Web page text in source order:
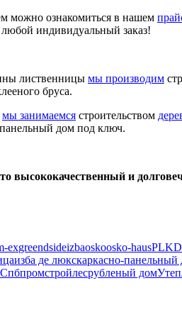
можно ознакомиться в нашем
индивидуальный заказ!
лиственницы мы производим
бруса.
мы занимаемся строительством
дом под ключ.
высококачественный и
exgreendsideizbaoskoosko-haus
изба де люкскаркасно-
промстройлесрубленый дом